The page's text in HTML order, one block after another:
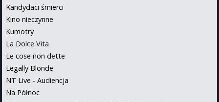
Kandydaci śmierci
Kino nieczynne
Kumotry
La Dolce Vita
Le cose non dette
Legally Blonde
NT Live - Audiencja
Na Północ